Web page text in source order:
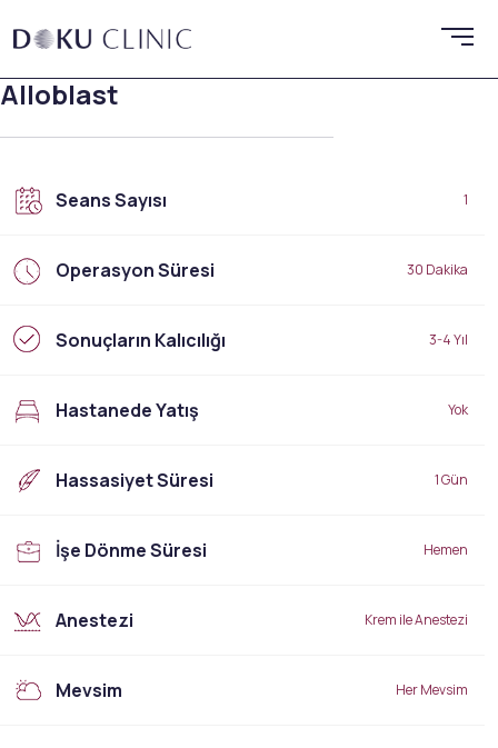
Alloblast
Seans Sayısı 1
Operasyon Süresi 30 Dakika
Sonuçların Kalıcılığı 3-4 Yıl
Hastanede Yatış Yok
Hassasiyet Süresi 1 Gün
İşe Dönme Süresi Hemen
Anestezi Krem ile Anestezi
Mevsim Her Mevsim